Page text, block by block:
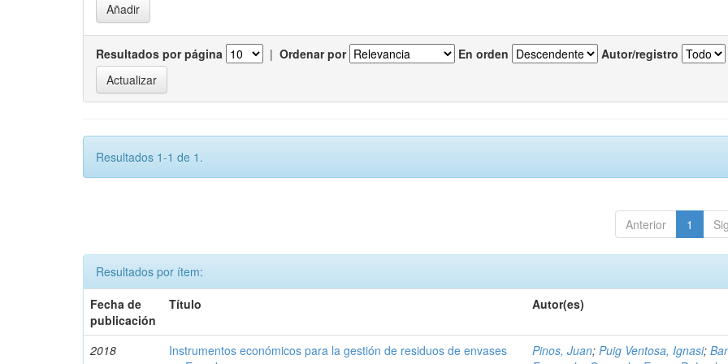
Resultados por página | Ordenar por En orden Autor/registro
Resultados 1-1 de 1.
Anterior 1
Resultados por ítem:
Fecha de
publicación
Título Autor(es)
2018
Instrumentos económicos para la gestión de residuos de envases
Pinos, Juan;Puig Ventosa, Ignasi;